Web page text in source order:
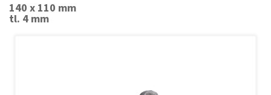
140 x 110 mm
tl. 4 mm